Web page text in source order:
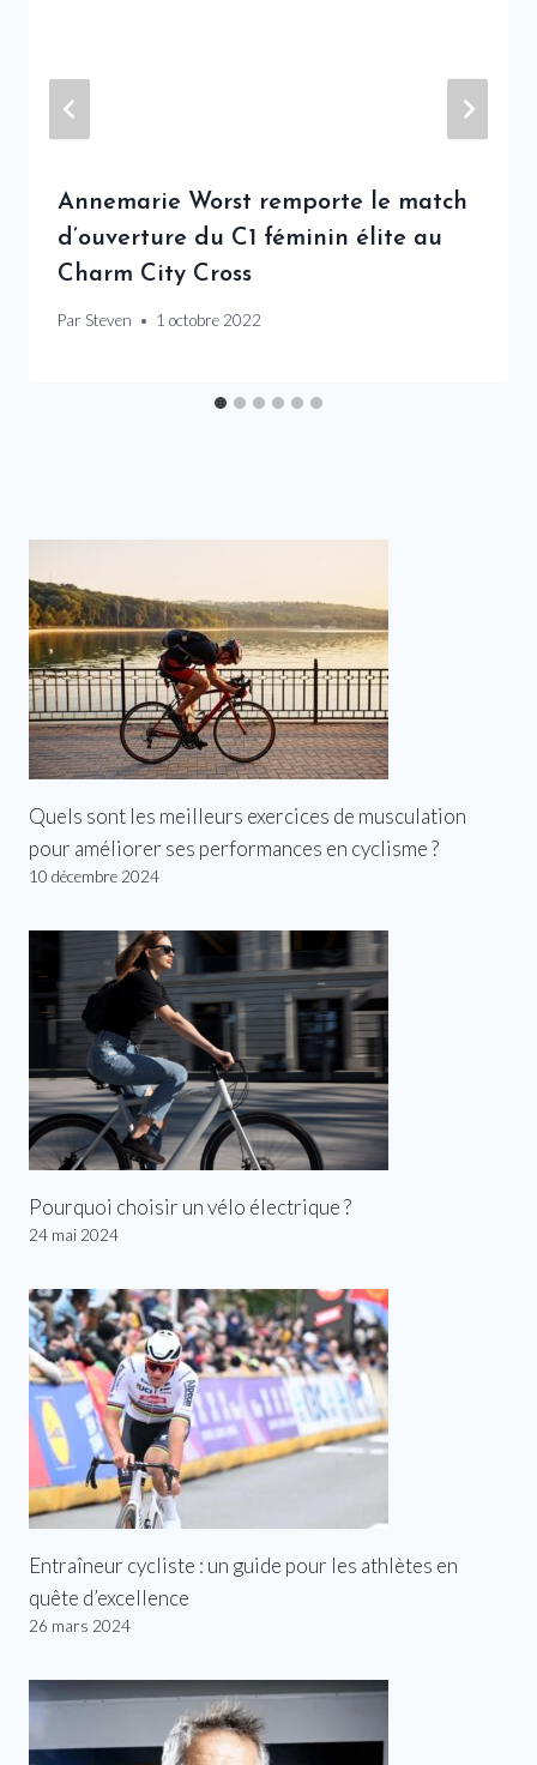
Annemarie Worst remporte le match
d’ouverture du C1 féminin élite au
Charm City Cross
Par Steven 1 octobre 2022
Quels sont les meilleurs exercices de musculation
pour améliorer ses performances en cyclisme ?
10 décembre 2024
Pourquoi choisir un vélo électrique ?
24 mai 2024
Entraîneur cycliste : un guide pour les athlètes en
quête d’excellence
26 mars 2024